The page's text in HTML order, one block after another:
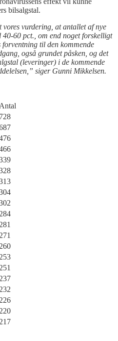
bilsalgstal.
vurdering, at antallet af nye
60 pct., om end noget forskelligt
forventning til den kommende
også grundet påsken, og det
(leveringer) i de kommende
siger Gunni Mikkelsen.
Antal
728
284
281
271
260
253
251
237
232
226
220
217